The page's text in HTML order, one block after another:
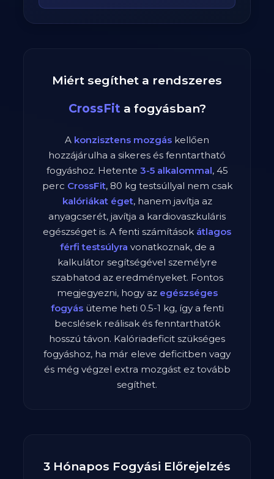
Miért segíthet a rendszeres
CrossFit a fogyásban?
A konzisztens mozgás kellően
hozzájárulha a sikeres és fenntartható
fogyáshoz. Hetente 3-5 alkalommal, 45
perc CrossFit, 80 kg testsúllyal nem csak
kalóriákat éget, hanem javítja az
anyagcserét, javítja a kardiovaszkuláris
egészséget is. A fenti számítások átlagos
férfi testsúlyra vonatkoznak, de a
kalkulátor segítségével személyre
szabhatod az eredményeket. Fontos
megjegyezni, hogy az egészséges
fogyásüteme heti 0.5-1 kg, így a fenti
becslések reálisak és fenntarthatók
hosszú távon. Kalóriadeficit szükséges
fogyáshoz, ha már eleve deficitben vagy
és még végzel extra mozgást ez tovább
segíthet.
3 Hónapos Fogyási Előrejelzés